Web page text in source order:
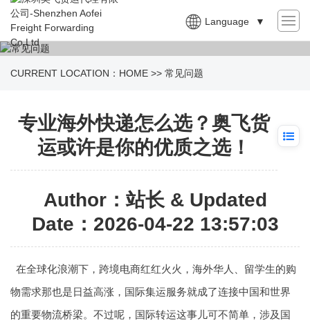
Language ▼
CURRENT LOCATION： HOME >> 常见问题
专业海外快递怎么选？奥飞货
运或许是你的优质之选！
Author：站长 & Updated
Date：2026-04-22 13:57:03
在全球化浪潮下，跨境电商红红火火，海外华人、留学生的购
物需求那也是日益高涨，国际集运服务就成了连接中国和世界
的重要物流桥梁。不过呢，国际转运这事儿可不简单，涉及国